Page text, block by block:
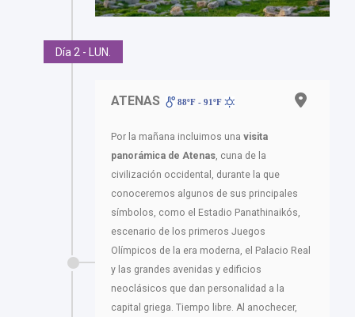
Día 2 - LUN.
ATENAS 88ºF - 91ºF
Por la mañana incluimos una visita
panorámica de Atenas, cuna de la
civilización occidental, durante la que
conoceremos algunos de sus principales
símbolos, como el Estadio Panathinaikós,
escenario de los primeros Juegos
Olímpicos de la era moderna, el Palacio Real
y las grandes avenidas y edificios
neoclásicos que dan personalidad a la
capital griega. Tiempo libre. Al anochecer,